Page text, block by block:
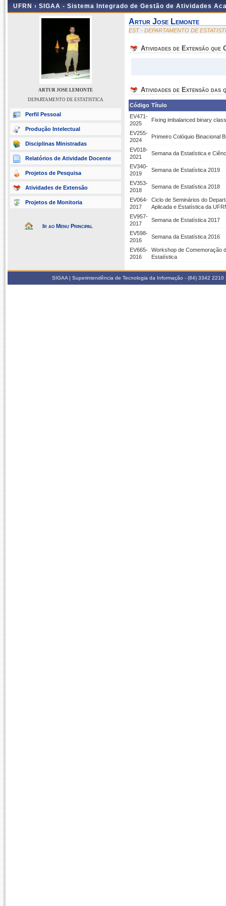
UFRN › SIGAA - Sistema Integrado de Gestão de Atividades
ARTUR JOSE LEMONTE
DEPARTAMENTO DE ESTATISTICA
Perfil Pessoal
Produção Intelectual
Disciplinas Ministradas
Relatórios de Atividade Docente
Projetos de Pesquisa
Atividades de Extensão
Projetos de Monitoria
Ir ao Menu Principal
Artur Jose Lemonte
EST - DEPARTAMENTO DE
Atividades de Extensão que
Atividades de Extensão das
Código Título
EV471-
2025
Fixing imbalanced binary
EV255-
2024
Primeiro Colóquio Binacional
EV018-
2021
Semana da Estatística e
EV340-
2019
Semana de Estatística 2019
EV353-
2018
Semana de Estatística 2018
EV064-
2017
Ciclo de Seminários do
Aplicada e Estatística da
EV957-
2017
Semana de Estatística 2017
EV598-
2016
Semana da Estatística 2016
EV665-
2016
Workshop de Comemoração
Estatística
SIGAA | Superintendência de Tecnologia da Informação - (84) 3342